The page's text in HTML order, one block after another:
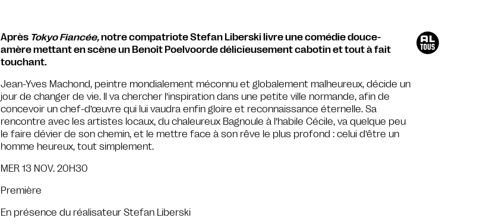
Après Tokyo Fiancée,notre compatriote Stefan Liberski livre une comédie douce-
amère mettant en scène un Benoît Poelvoorde délicieusement cabotin et tout à fait
touchant.
Jean-Yves Machond, peintre mondialement méconnu et globalement malheureux, décide un
jour de changer de vie. Il va chercher l’inspiration dans une petite ville normande, afin de
concevoir un chef-d’œuvre qui lui vaudra enfin gloire et reconnaissance éternelle. Sa
rencontre avec les artistes locaux, du chaleureux Bagnoule à l’habile Cécile, va quelque peu
le faire dévier de son chemin, et le mettre face à son rêve le plus profond : celui d’être un
homme heureux, tout simplement.
MER 13 NOV. 20H30
Première
En présence du réalisateur Stefan Liberski